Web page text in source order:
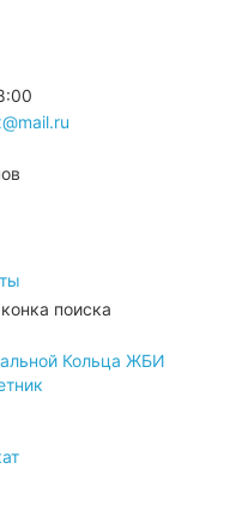
Кольца ЖБИ